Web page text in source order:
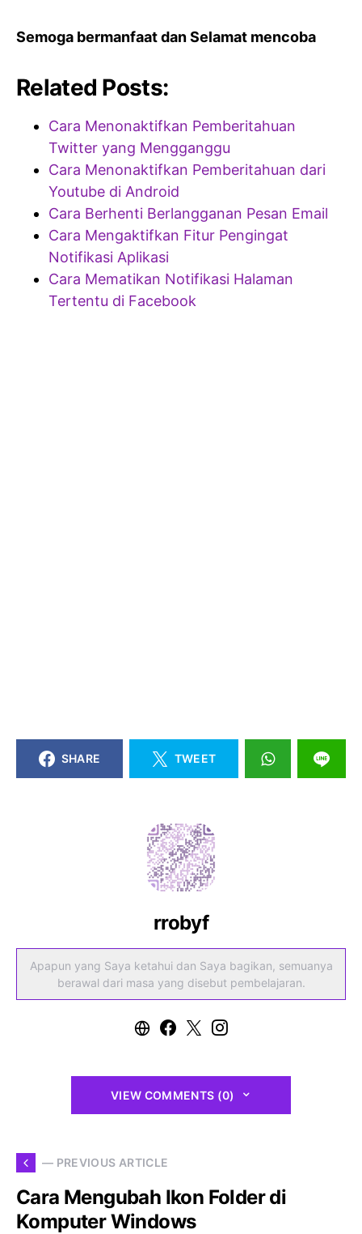
Semoga bermanfaat dan Selamat mencoba
Related Posts:
Cara Menonaktifkan Pemberitahuan
Twitter yang Mengganggu
Cara Menonaktifkan Pemberitahuan dari
Youtube di Android
Cara Berhenti Berlangganan Pesan Email
Cara Mengaktifkan Fitur Pengingat
Notifikasi Aplikasi
Cara Mematikan Notifikasi Halaman
Tertentu di Facebook
SHARE TWEET
rrobyf
Apapun yang Saya ketahui dan Saya bagikan, semuanya
berawal dari masa yang disebut pembelajaran.
VIEW COMMENTS (0)
— PREVIOUS ARTICLE
Cara Mengubah Ikon Folder di
Komputer Windows